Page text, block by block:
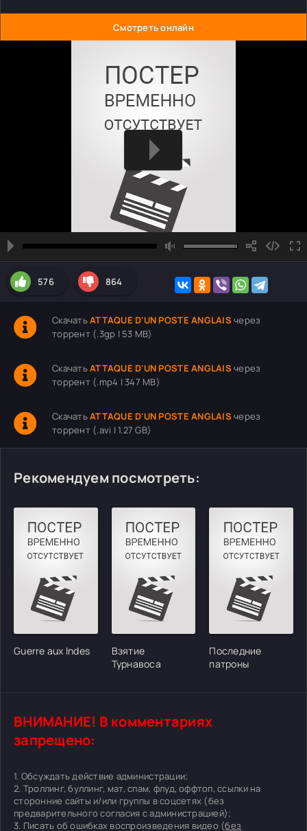
Смотреть онлайн
576 864
СкачатьATTAQUE D'UN POSTE ANGLAIS через
торрент (.3gp | 53 MB)
СкачатьATTAQUE D'UN POSTE ANGLAIS через
торрент (.mp4 | 347 MB)
СкачатьATTAQUE D'UN POSTE ANGLAIS через
торрент (.avi | 1.27 GB)
Рекомендуем посмотреть:
Guerre aux Indes
Взятие
Турнавоса
Последние
патроны
ВНИМАНИЕ! В комментариях
запрещено:
1. Обсуждать действие администрации;
2. Троллинг, буллинг, мат, спам, флуд, оффтоп, ссылки на
сторонние сайты и/или группы в соцсетях (без
предварительного согласия с администрацией);
3. Писать об ошибках воспроизведения видео (без